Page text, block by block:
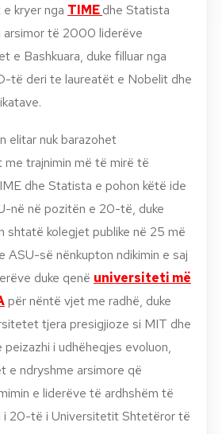
kryer nga TIMEdhe Statista
arsimor të 2000 liderëve
e Bashkuara, duke filluar nga
të deri te laureatët e Nobelit dhe
elitar nuk barazohet
trajnimin më të mirë të
dhe Statista e pohon këtë ide
në në pozitën e 20-të, duke
shtatë kolegjet publike në 25 më
ASU-së nënkupton ndikimin e saj
duke qenë universiteti më
për nëntë vjet me radhë, duke
tjera presigjioze si MIT dhe
i udhëheqjes evoluon,
e ndryshme arsimore që
e liderëve të ardhshëm të
i 20-të i Universitetit Shtetëror të